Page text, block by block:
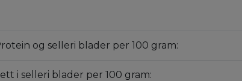
og selleri blader per 100 gram:
i selleri blader per 100 gram: